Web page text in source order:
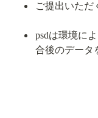
ご提出いただ
psdは環境に
合後のデータ